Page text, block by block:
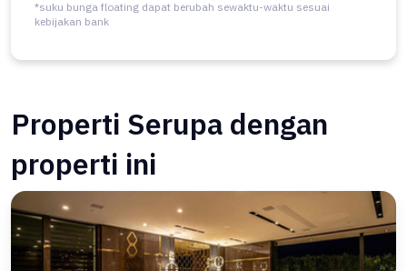
*suku bunga floating dapat berubah sewaktu-waktu sesuai
kebijakan bank
Properti Serupa dengan
properti ini